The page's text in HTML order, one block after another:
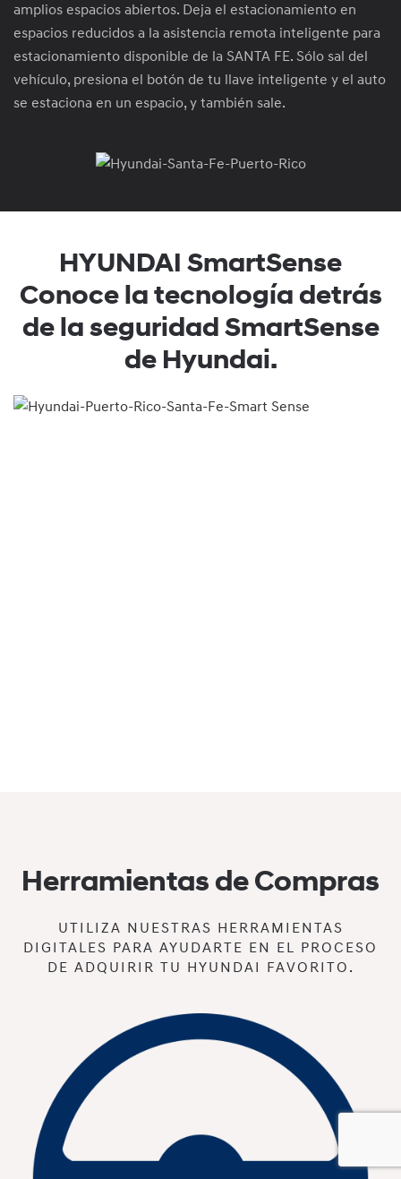
amplios espacios abiertos. Deja el estacionamiento en
espacios reducidos a la asistencia remota inteligente para
estacionamiento disponible de la SANTA FE. Sólo sal del
vehículo, presiona el botón de tu llave inteligente y el auto
se estaciona en un espacio, y también sale.
HYUNDAI SmartSense
Conoce la tecnología detrás
de la seguridad SmartSense
de Hyundai.
Herramientas de Compras
UTILIZA NUESTRAS HERRAMIENTAS
DIGITALES PARA AYUDARTE EN EL PROCESO
DE ADQUIRIR TU HYUNDAI FAVORITO.